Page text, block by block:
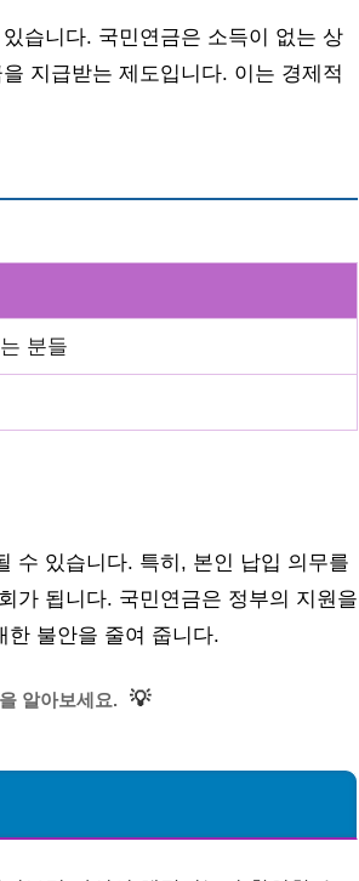
습니다. 국민연금은 소득이 없는 상
지급받는 제도입니다. 이는 경제적
분들
수 있습니다. 특히, 본인 납입 의무를
가 됩니다. 국민연금은 정부의 지원을
한 불안을 줄여 줍니다.
알아보세요. 💡